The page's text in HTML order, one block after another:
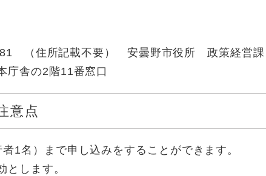
（住所記載不要） 安曇野市役所 政策経営
庁舎の2階11番窓口​
意点
1名）まで申し込みをすることができます。
とします。